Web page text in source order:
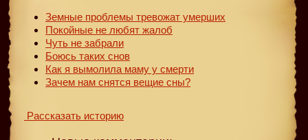
Земные проблемы тревожат умерших
Покойные не любят жалоб
Чуть не забрали
Боюсь таких снов
Как я вымолила маму у смерти
Зачем нам снятся вещие сны?
Рассказать историю